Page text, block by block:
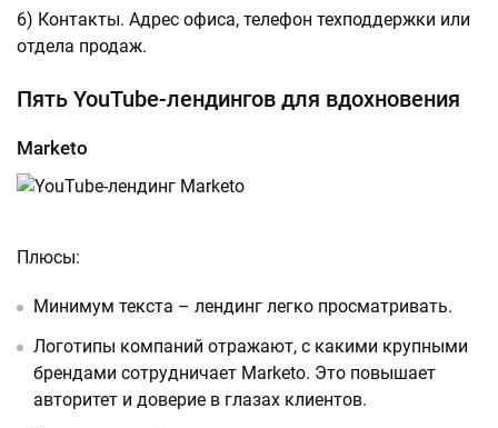
6) Контакты. Адрес офиса, телефон техподдержки или
отдела продаж.
Пять YouTube-лендингов для вдохновения
Marketo
Плюсы:
Минимум текста – лендинг легко просматривать.
Логотипы компаний отражают, с какими крупными
брендами сотрудничает Marketo. Это повышает
авторитет и доверие в глазах клиентов.